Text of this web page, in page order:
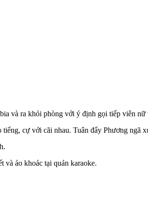
và ra khỏi phòng với ý định gọi tiế‌p viê‌n nữ
cự với cãi nhau. Tuân đẩy Phương ngã
và áo khoác tại quán karaoke.